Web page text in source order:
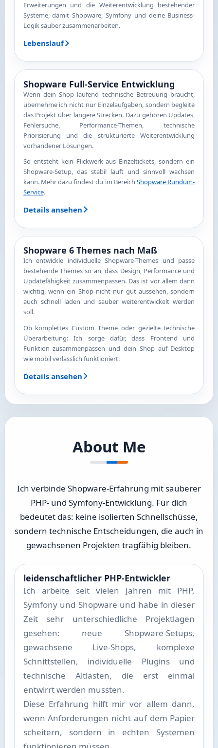
Erweiterungen und die Weiterentwicklung bestehender
Systeme, damit Shopware, Symfony und deine Business-
Logik sauber zusammenarbeiten.
Lebenslauf
Shopware Full-Service Entwicklung
Wenn dein Shop laufend technische Betreuung braucht,
übernehme ich nicht nur Einzelaufgaben, sondern begleite
das Projekt über längere Strecken. Dazu gehören Updates,
Fehlersuche, Performance-Themen, technische
Priorisierung und die strukturierte Weiterentwicklung
vorhandener Lösungen.
So entsteht kein Flickwerk aus Einzeltickets, sondern ein
Shopware-Setup, das stabil läuft und sinnvoll wachsen
kann. Mehr dazu findest du im BereichShopware Rundum-
Service.
Details ansehen
Shopware 6 Themes nach Maß
Ich entwickle individuelle Shopware-Themes und passe
bestehende Themes so an, dass Design, Performance und
Updatefähigkeit zusammenpassen. Das ist vor allem dann
wichtig, wenn ein Shop nicht nur gut aussehen, sondern
auch schnell laden und sauber weiterentwickelt werden
soll.
Ob komplettes Custom Theme oder gezielte technische
Überarbeitung: Ich sorge dafür, dass Frontend und
Funktion zusammenpassen und dein Shop auf Desktop
wie mobil verlässlich funktioniert.
Details ansehen
About Me
Ich verbinde Shopware-Erfahrung mit sauberer
PHP- und Symfony-Entwicklung. Für dich
bedeutet das: keine isolierten Schnellschüsse,
sondern technische Entscheidungen, die auch in
gewachsenen Projekten tragfähig bleiben.
leidenschaftlicher PHP-Entwickler
Ich arbeite seit vielen Jahren mit PHP,
Symfony und Shopware und habe in dieser
Zeit sehr unterschiedliche Projektlagen
gesehen: neue Shopware-Setups,
gewachsene Live-Shops, komplexe
Schnittstellen, individuelle Plugins und
technische Altlasten, die erst einmal
entwirrt werden mussten.
Diese Erfahrung hilft mir vor allem dann,
wenn Anforderungen nicht auf dem Papier
scheitern, sondern in echten Systemen